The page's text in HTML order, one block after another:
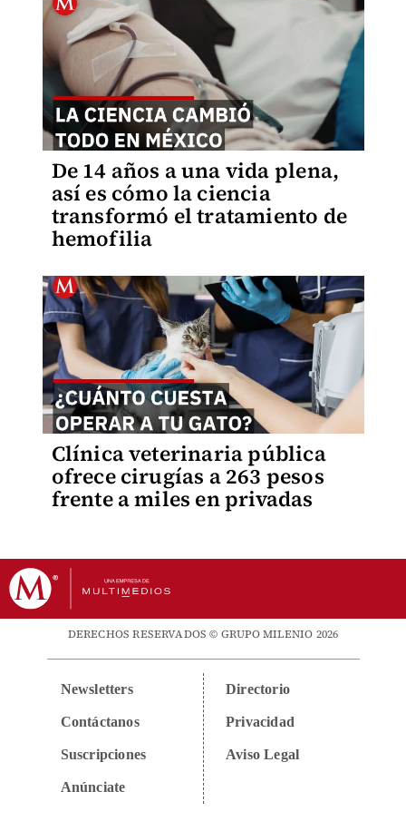
De 14 años a una vida plena,
así es cómo la ciencia
transformó el tratamiento de
hemofilia
Clínica veterinaria pública
ofrece cirugías a 263 pesos
frente a miles en privadas
DERECHOS RESERVADOS © GRUPO MILENIO 2026
Newsletters
Contáctanos
Suscripciones
Anúnciate
Directorio
Privacidad
Aviso Legal